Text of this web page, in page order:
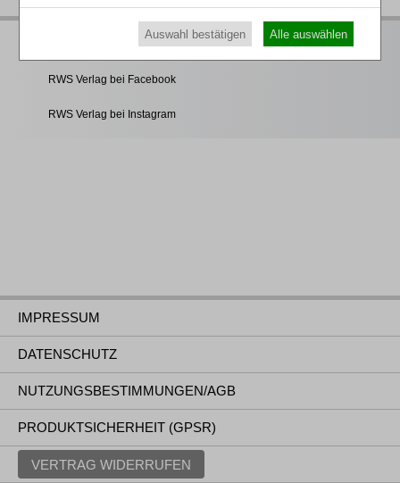
RWS Verlag bei LinkedIn
RWS Verlag bei Facebook
RWS Verlag bei Instagram
IMPRESSUM
DATENSCHUTZ
NUTZUNGSBESTIMMUNGEN/AGB
PRODUKTSICHERHEIT (GPSR)
VERTRAG WIDERRUFEN
Auswahl bestätigen Alle auswählen